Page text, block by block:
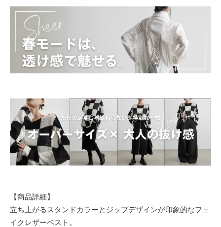
【商品詳細】
立ち上がるスタンドカラーとジップデザインが印象的なフェ
イクレザーベスト。